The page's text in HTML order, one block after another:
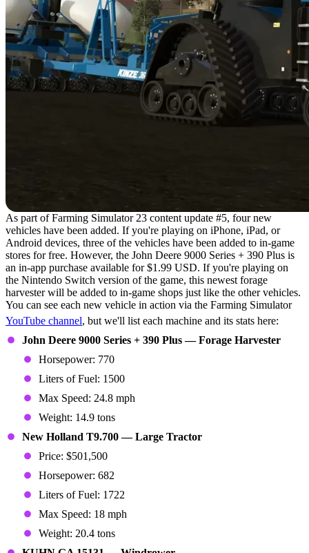
As part of Farming Simulator 23 content update #5, four new
vehicles have been added. If you're playing on iPhone, iPad, or
Android devices, three of the vehicles have been added to in-game
stores for free. However, the John Deere 9000 Series + 390 Plus is
an in-app purchase available for $1.99 USD. If you're playing on
the Nintendo Switch version of the game, this newest forage
harvester will be added to in-game shops just like the other vehicles.
You can see each new vehicle in action via the Farming Simulator
YouTube channel, but we'll list each machine and its stats here:
John Deere 9000 Series + 390 Plus — Forage Harvester
Horsepower: 770
Liters of Fuel: 1500
Max Speed: 24.8 mph
Weight: 14.9 tons
New Holland T9.700 — Large Tractor
Price: $501,500
Horsepower: 682
Liters of Fuel: 1722
Max Speed: 18 mph
Weight: 20.4 tons